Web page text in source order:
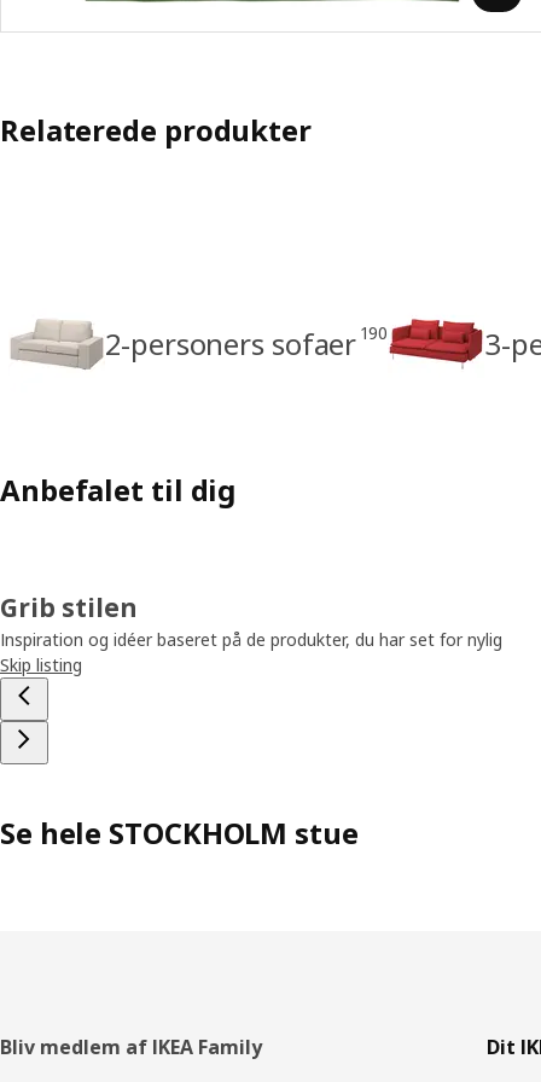
Relaterede produkter
2-personers sofaer 190 3-
Anbefalet til dig
Grib stilen
Inspiration og idéer baseret på de produkter, du har set for nylig
Skip listing
Se hele STOCKHOLM stue
Footer
Bliv medlem af IKEA Family Dit